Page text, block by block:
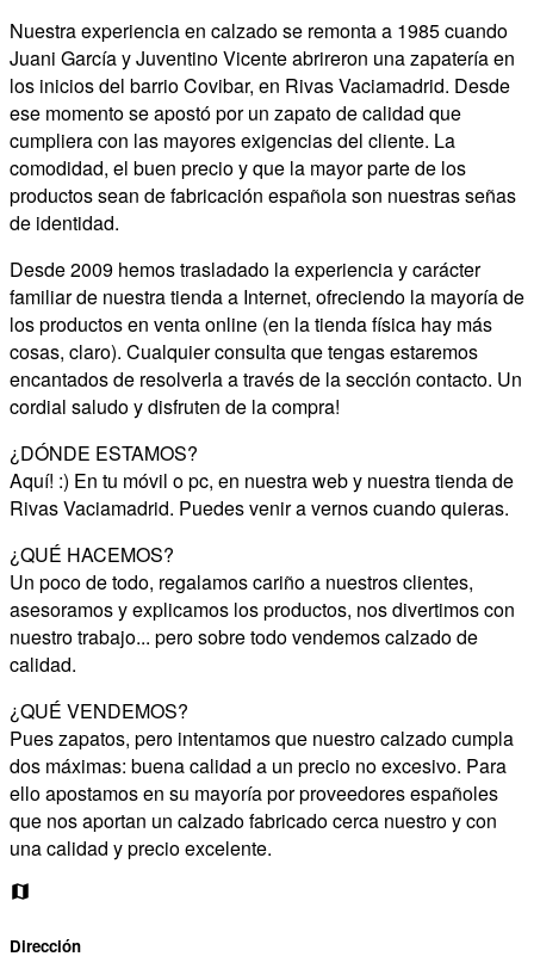
Nuestra experiencia en calzado se remonta a 1985 cuando
Juani García y Juventino Vicente abrireron una zapatería en
los inicios del barrio Covibar, en Rivas Vaciamadrid. Desde
ese momento se apostó por un zapato de calidad que
cumpliera con las mayores exigencias del cliente. La
comodidad, el buen precio y que la mayor parte de los
productos sean de fabricación española son nuestras señas
de identidad.
Desde 2009 hemos trasladado la experiencia y carácter
familiar de nuestra tienda a Internet, ofreciendo la mayoría de
los productos en venta online (en la tienda física hay más
cosas, claro). Cualquier consulta que tengas estaremos
encantados de resolverla a través de la sección contacto. Un
cordial saludo y disfruten de la compra!
¿DÓNDE ESTAMOS?
Aquí! :) En tu móvil o pc, en nuestra web y nuestra tienda de
Rivas Vaciamadrid. Puedes venir a vernos cuando quieras.
¿QUÉ HACEMOS?
Un poco de todo, regalamos cariño a nuestros clientes,
asesoramos y explicamos los productos, nos divertimos con
nuestro trabajo... pero sobre todo vendemos calzado de
calidad.
¿QUÉ VENDEMOS?
Pues zapatos, pero intentamos que nuestro calzado cumpla
dos máximas: buena calidad a un precio no excesivo. Para
ello apostamos en su mayoría por proveedores españoles
que nos aportan un calzado fabricado cerca nuestro y con
una calidad y precio excelente.
Dirección